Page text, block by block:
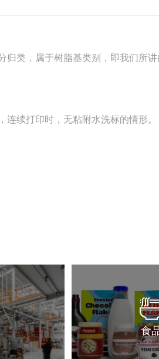
类，属于树脂基类别，即我们所讲
连续打印时，无粘附水洗标的情形。
食